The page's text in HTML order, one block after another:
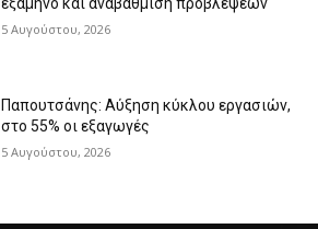
5 Αυγούστου, 2026
Παπουτσάνης: Αύξηση κύκλου εργασιών,
στο 55% οι εξαγωγές
5 Αυγούστου, 2026